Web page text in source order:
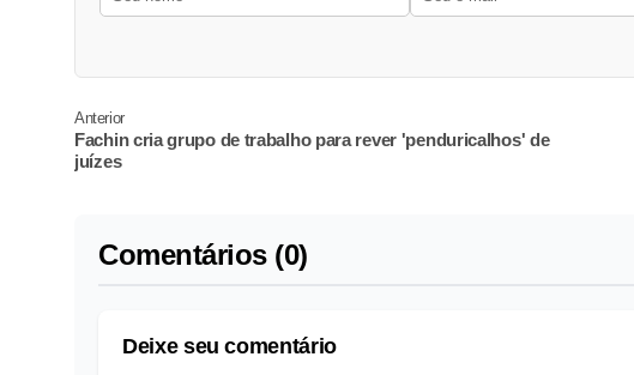
Anterior
Fachin cria grupo de trabalho para rever 'penduricalhos' de
juízes
Comentários (0)
Deixe seu comentário